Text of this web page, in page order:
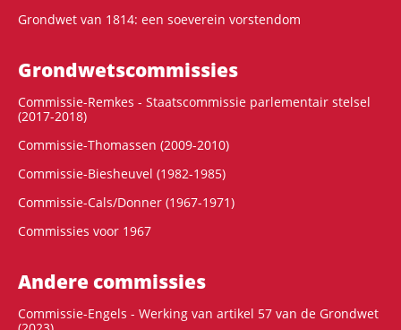
Grondwet van 1814: een soeverein vorstendom
Grondwets­commissies
Commissie-Remkes - Staatscommissie parlementair stelsel
(2017-2018)
Commissie-Thomassen (2009-2010)
Commissie-Biesheuvel (1982-1985)
Commissie-Cals/Donner (1967-1971)
Commissies voor 1967
Andere commissies
Commissie-Engels - Werking van artikel 57 van de Grondwet